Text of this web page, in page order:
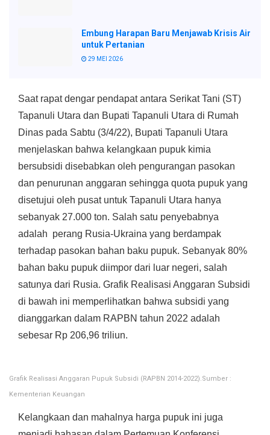
Embung Harapan Baru Menjawab Krisis Air
untuk Pertanian
29 MEI 2026
Saat rapat dengar pendapat antara Serikat Tani (ST)
Tapanuli Utara dan Bupati Tapanuli Utara di Rumah
Dinas pada Sabtu (3/4/22), Bupati Tapanuli Utara
menjelaskan bahwa kelangkaan pupuk kimia
bersubsidi disebabkan oleh pengurangan pasokan
dan penurunan anggaran sehingga quota pupuk yang
disetujui oleh pusat untuk Tapanuli Utara hanya
sebanyak 27.000 ton. Salah satu penyebabnya
adalah perang Rusia-Ukraina yang berdampak
terhadap pasokan bahan baku pupuk. Sebanyak 80%
bahan baku pupuk diimpor dari luar negeri, salah
satunya dari Rusia. Grafik Realisasi Anggaran Subsidi
di bawah ini memperlihatkan bahwa subsidi yang
dianggarkan dalam RAPBN tahun 2022 adalah
sebesar Rp 206,96 triliun.
Grafik Realisasi Anggaran Pupuk Subsidi (RAPBN 2014-2022).Sumber :
Kementerian Keuangan
Kelangkaan dan mahalnya harga pupuk ini juga